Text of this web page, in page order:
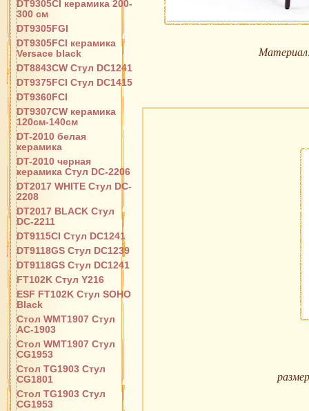
DT9305CI керамика 200-
300 см
DT9305FGI
DT9305FCI керамика
Versace black
DT8843CW Стул DC1241
DT9375FCI Стул DC1415
DT9360FCI
DT9307CW керамика
120см-140см
DT-2010 белая
керамика
DT-2010 черная
керамика Стул DC-2206
DT2017 WHITE Стул DC-
2208
DT2017 BLACK Стул
DC-2211
DT9115CI Стул DC1241
DT9118GS Стул DC1239
DT9118GS Стул DC1241
FT102K Стул Y216
ESF FT102K Стул SOHO
Black
Стол WMT1907 Стул
AC-1903
Стол WMT1907 Стул
CG1953
Стол TG1903 Стул
CG1801
Стол TG1903 Стул
CG1953